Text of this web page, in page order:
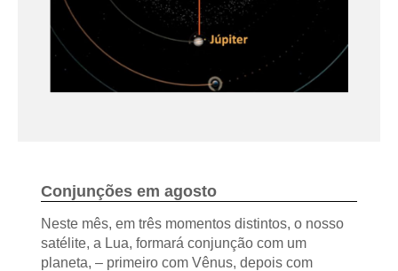
Conjunções em agosto
Neste mês, em três momentos distintos, o nosso
satélite, a Lua, formará conjunção com um
planeta, – primeiro com Vênus, depois com